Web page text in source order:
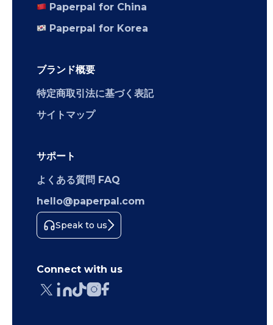
Paperpal for China
Paperpal for Korea
ブランド概要
特定商取引法に基づく表記
サイトマップ
サポート
よくある質問 FAQ
hello@paperpal.com
Speak to us
Connect with us